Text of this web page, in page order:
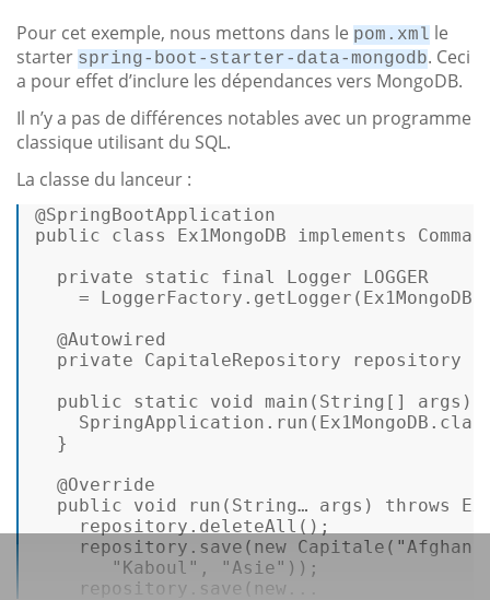
Pour cet exemple, nous mettons dans le pom.xml le
starter spring-boot-starter-data-mongodb. Ceci
a pour effet d’inclure les dépendances vers MongoDB.
Il n’y a pas de différences notables avec un programme
classique utilisant du SQL.
La classe du lanceur :
@SpringBootApplication
public
class Ex1MongoDB implements
private
static final Logger
LOGGER
=
@Autowired
private CapitaleRepository repository
public
static void main (String[] args)
}
@Override
public
void run (String… args) throws
repository.deleteAll();
repository.save( new Capitale (
"Kaboul" , "Asie" ));
repository.save(new...